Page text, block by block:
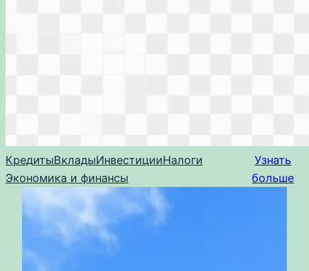
КредитыВкладыИнвестицииНалоги
Экономика и финансы
Узнать
больше